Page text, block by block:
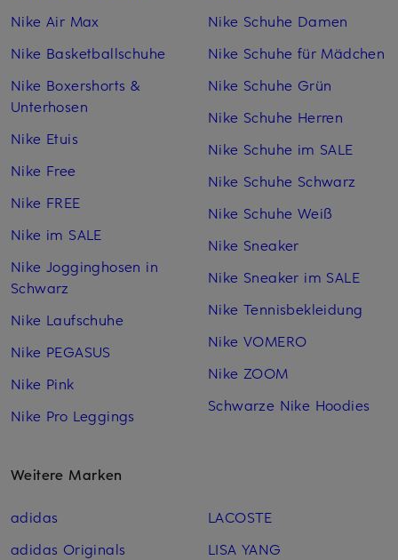
Nike Air Max
Nike Basketballschuhe
Nike Boxershorts &
Unterhosen
Nike Etuis
Nike Free
Nike FREE
Nike im SALE
Nike Jogginghosen in
Schwarz
Nike Laufschuhe
Nike PEGASUS
Nike Pink
Nike Pro Leggings
Nike Schuhe Damen
Nike Schuhe für Mädchen
Nike Schuhe Grün
Nike Schuhe Herren
Nike Schuhe im SALE
Nike Schuhe Schwarz
Nike Schuhe Weiß
Nike Sneaker
Nike Sneaker im SALE
Nike Tennisbekleidung
Nike VOMERO
Nike ZOOM
Schwarze Nike Hoodies
Weitere Marken
adidas
adidas Originals
LACOSTE
LISA YANG